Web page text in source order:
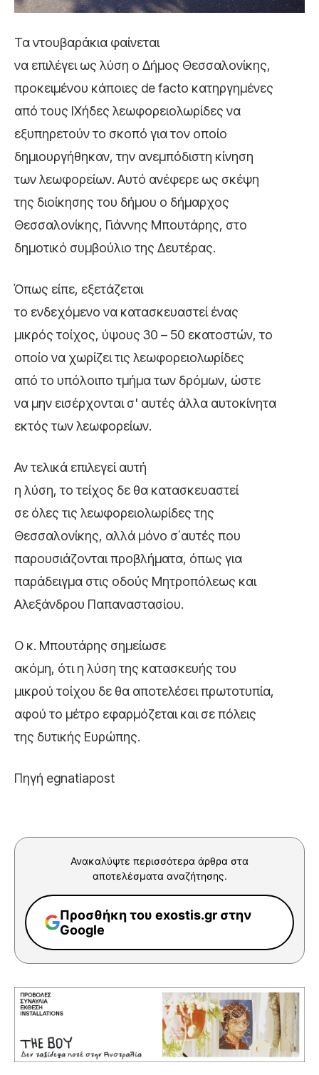
Τα ντουβαράκια φαίνεται
να επιλέγει ως λύση ο Δήμος Θεσσαλονίκης,
προκειμένου κάποιες de facto κατηργημένες
από τους ΙΧήδες λεωφορειολωρίδες να
εξυπηρετούν το σκοπό για τον οποίο
δημιουργήθηκαν, την ανεμπόδιστη κίνηση
των λεωφορείων. Αυτό ανέφερε ως σκέψη
της διοίκησης του δήμου ο δήμαρχος
Θεσσαλονίκης, Γιάννης Μπουτάρης, στο
δημοτικό συμβούλιο της Δευτέρας.
Όπως είπε, εξετάζεται
το ενδεχόμενο να κατασκευαστεί ένας
μικρός τοίχος, ύψους 30 – 50 εκατοστών, το
οποίο να χωρίζει τις λεωφορειολωρίδες
από το υπόλοιπο τμήμα των δρόμων, ώστε
να μην εισέρχονται σ' αυτές άλλα αυτοκίνητα
εκτός των λεωφορείων.
Αν τελικά επιλεγεί αυτή
η λύση, το τείχος δε θα κατασκευαστεί
σε όλες τις λεωφορειολωρίδες της
Θεσσαλονίκης, αλλά μόνο σ΄αυτές που
παρουσιάζονται προβλήματα, όπως για
παράδειγμα στις οδούς Μητροπόλεως και
Αλεξάνδρου Παπαναστασίου.
Ο κ. Μπουτάρης σημείωσε
ακόμη, ότι η λύση της κατασκευής του
μικρού τοίχου δε θα αποτελέσει πρωτοτυπία,
αφού το μέτρο εφαρμόζεται και σε πόλεις
της δυτικής Ευρώπης.
Πηγή egnatiapost
Ανακαλύψτε περισσότερα άρθρα στα
αποτελέσματα αναζήτησης.
Προσθήκη του exostis.gr στην
Google